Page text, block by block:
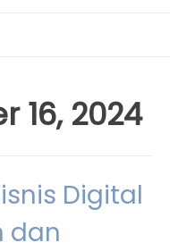
16, 2024
Digital
dan